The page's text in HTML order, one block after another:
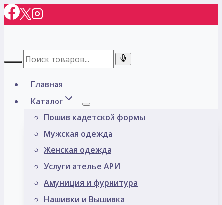
Перейти
к
Главная
Каталог
Пошив кадетской формы
Мужская одежда
Женская одежда
Услуги ателье АРИ
Амуниция и фурнитура
Нашивки и Вышивка